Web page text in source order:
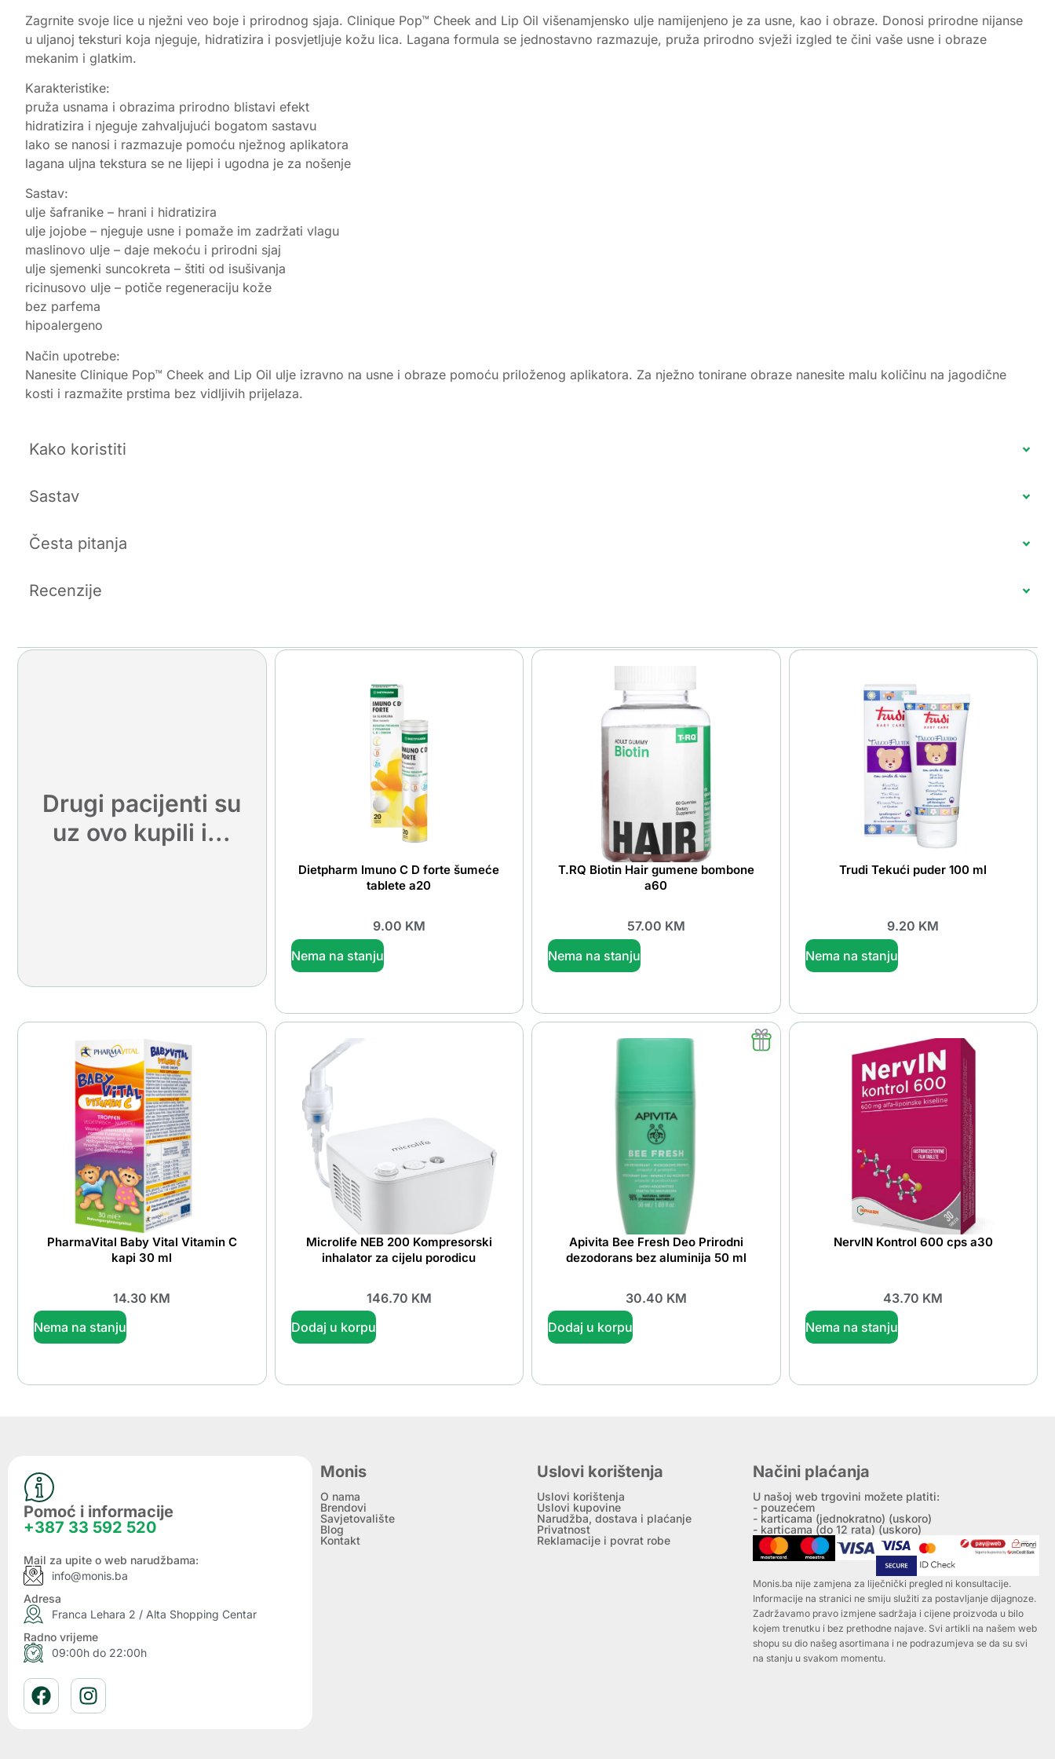
Zagrnite svoje lice u nježni veo boje i prirodnog sjaja. Clinique Pop™ Cheek and Lip Oil višenamjensko ulje namijenjeno je za usne, kao i obraze. Donosi prirodne nijanse
u uljanoj teksturi koja njeguje, hidratizira i posvjetljuje kožu lica. Lagana formula se jednostavno razmazuje, pruža prirodno svježi izgled te čini vaše usne i obraze
mekanim i glatkim.
Karakteristike:
pruža usnama i obrazima prirodno blistavi efekt
hidratizira i njeguje zahvaljujući bogatom sastavu
lako se nanosi i razmazuje pomoću nježnog aplikatora
lagana uljna tekstura se ne lijepi i ugodna je za nošenje
Sastav:
ulje šafranike – hrani i hidratizira
ulje jojobe – njeguje usne i pomaže im zadržati vlagu
maslinovo ulje – daje mekoću i prirodni sjaj
ulje sjemenki suncokreta – štiti od isušivanja
ricinusovo ulje – potiče regeneraciju kože
bez parfema
hipoalergeno
Način upotrebe:
Nanesite Clinique Pop™ Cheek and Lip Oil ulje izravno na usne i obraze pomoću priloženog aplikatora. Za nježno tonirane obraze nanesite malu količinu na jagodične
kosti i razmažite prstima bez vidljivih prijelaza.
Kako koristiti
Sastav
Česta pitanja
Recenzije
Drugi pacijenti su
uz ovo kupili i...
Dietpharm Imuno C D forte šumeće
tablete a20
9.00 KM
Nema na stanju
T.RQ Biotin Hair gumene bombone
a60
57.00 KM
Nema na stanju
Trudi Tekući puder 100 ml
9.20 KM
Nema na stanju
PharmaVital Baby Vital Vitamin C
kapi 30 ml
14.30 KM
Nema na stanju
Microlife NEB 200 Kompresorski
inhalator za cijelu porodicu
146.70 KM
Dodaj u korpu
Apivita Bee Fresh Deo Prirodni
dezodorans bez aluminija 50 ml
30.40 KM
Dodaj u korpu
NervIN Kontrol 600 cps a30
43.70 KM
Nema na stanju
Pomoć i informacije
+387 33 592 520
Mail za upite o web narudžbama:
info@monis.ba
Adresa
Franca Lehara 2 / Alta Shopping Centar
Radno vrijeme
09:00h do 22:00h
Monis
O nama
Brendovi
Savjetovalište
Blog
Kontakt
Uslovi korištenja
Uslovi korištenja
Uslovi kupovine
Narudžba, dostava i plaćanje
Privatnost
Reklamacije i povrat robe
Načini plaćanja
U našoj web trgovini možete platiti:
- pouzećem
- karticama (jednokratno) (uskoro)
- karticama (do 12 rata) (uskoro)
Monis.ba nije zamjena za liječnički pregled ni konsultacije.
Informacije na stranici ne smiju služiti za postavljanje dijagnoze.
Zadržavamo pravo izmjene sadržaja i cijene proizvoda u bilo
kojem trenutku i bez prethodne najave. Svi artikli na našem web
shopu su dio našeg asortimana i ne podrazumjeva se da su svi
na stanju u svakom momentu.